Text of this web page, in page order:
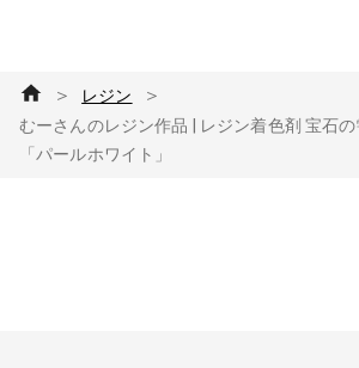
＞ レジン ＞
むーさんのレジン作品 | レジン着色剤 宝石
「パールホワイト」